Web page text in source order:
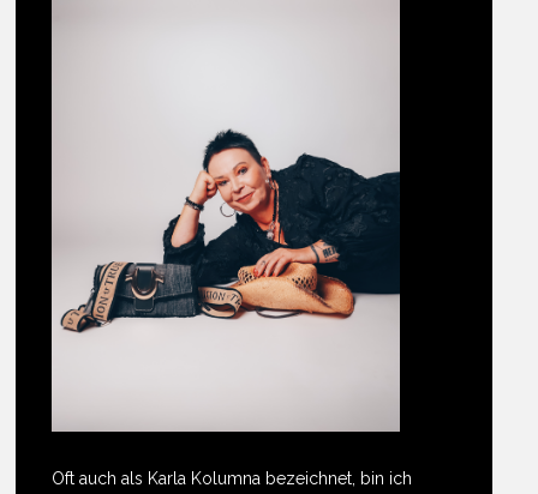
Oft auch als Karla Kolumna bezeichnet, bin ich